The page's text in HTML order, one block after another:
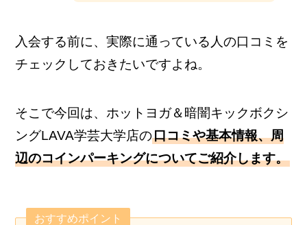
入会する前に、実際に通っている人の口コミを
チェックしておきたいですよね。
そこで今回は、ホットヨガ＆暗闇キックボクシ
ングLAVA学芸大学店の口コミや基本情報、周
辺のコインパーキングについてご紹介します。
おすすめポイント